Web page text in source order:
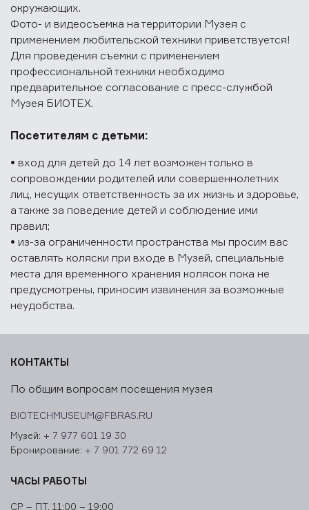
окружающих.
Фото- и видеосъемка на территории Музея с
применением любительской техники приветствуется!
Для проведения съемки с применением
профессиональной техники необходимо
предварительное согласование с пресс-службой
Музея БИОТЕХ.
Посетителям с детьми:
• вход для детей до 14 лет возможен только в
сопровождении родителей или совершеннолетних
лиц, несущих ответственность за их жизнь и здоровье,
а также за поведение детей и соблюдение ими
правил;
• из-за ограниченности пространства мы просим вас
оставлять коляски при входе в Музей, специальные
места для временного хранения колясок пока не
предусмотрены, приносим извинения за возможные
неудобства.
КОНТАКТЫ
По общим вопросам посещения музея
BIOTECHMUSEUM@FBRAS.RU
Музей: + 7 977 601 19 30
Бронирование: + 7 901 772 69 12
ЧАСЫ РАБОТЫ
СР – ПТ, 11:00 – 19:00